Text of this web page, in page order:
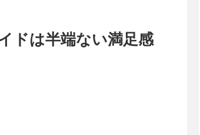
ドは半端ない満足感